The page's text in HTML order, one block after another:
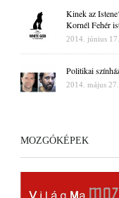
Kinek az
Kornél Fehér
2014. június 17.
Politikai
2014. május 27.
MOZGÓKÉPEK